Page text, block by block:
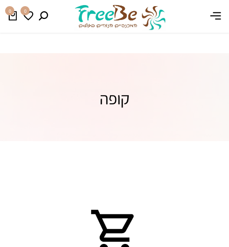
משלוח חינם בהזמנה מעל 399 ₪ קנו עכשיו 0
0
קופה